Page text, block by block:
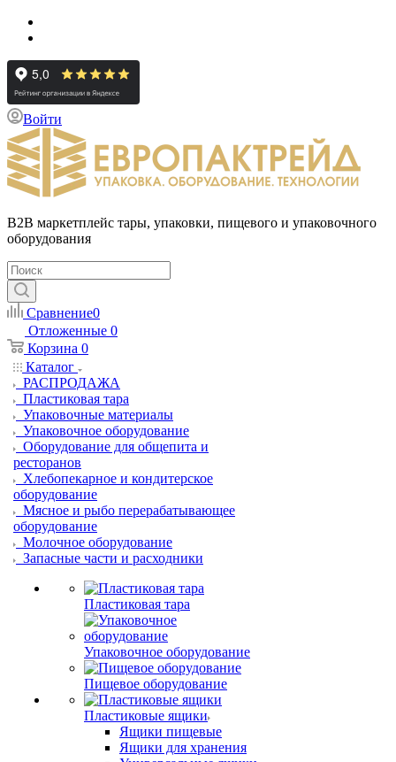
Войти
B2B маркетплейс тары, упаковки, пищевого и упаковочного
оборудования
Сравнение0
Отложенные 0
Корзина 0
Каталог
РАСПРОДАЖА
Пластиковая тара
Упаковочные материалы
Упаковочное оборудование
Оборудование для общепита и
ресторанов
Хлебопекарное и кондитерское
оборудование
Мясное и рыбо перерабатывающее
оборудование
Молочное оборудование
Запасные части и расходники
Пластиковая тара
Упаковочное оборудование
Пищевое оборудование
Пластиковые ящики
Ящики пищевые
Ящики для хранения